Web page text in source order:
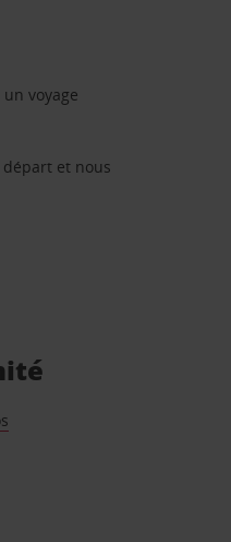
voyage
départ et nous